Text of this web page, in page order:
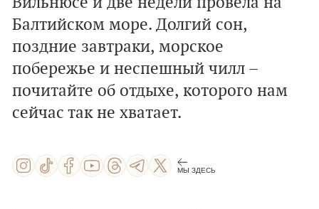
Балтийском море. Долгий сон,
поздние завтраки, морское
побережье и неспешный чилл –
почитайте об отдыхе, которого нам
сейчас так не хватает.
МЫ ЗДЕСЬ